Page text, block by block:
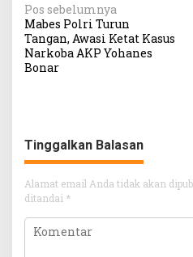
Navigasi
pos
Pos sebelumnya
Mabes Polri Turun
Tangan, Awasi Ketat Kasus
Narkoba AKP Yohanes
Bonar
Tinggalkan Balasan
Alamat email Anda tidak akan
ditandai *